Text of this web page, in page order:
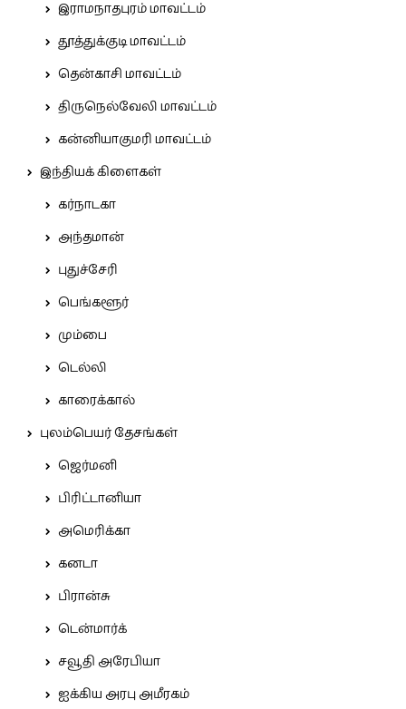
இராமநாதபுரம் மாவட்டம்
தூத்துக்குடி மாவட்டம்
தென்காசி மாவட்டம்
திருநெல்வேலி மாவட்டம்
கன்னியாகுமரி மாவட்டம்
இந்தியக் கிளைகள்
கர்நாடகா
அந்தமான்
புதுச்சேரி
பெங்களூர்
மும்பை
டெல்லி
காரைக்கால்
புலம்பெயர் தேசங்கள்
ஜெர்மனி
பிரிட்டானியா
அமெரிக்கா
கனடா
பிரான்சு
டென்மார்க்
சவூதி அரேபியா
ஐக்கிய அரபு அமீரகம்